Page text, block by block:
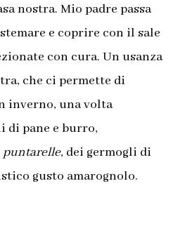
nostra. Mio padre passa
e coprire con il sale
con cura. Un usanza
che ci permette di
inverno, una volta
di pane e burro,
puntarelle, dei germogli di
gusto amarognolo.